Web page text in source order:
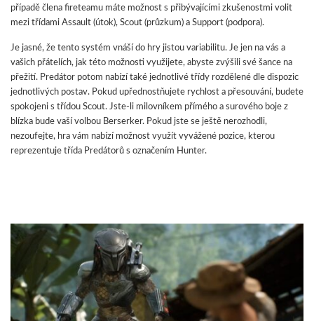
případě člena fireteamu máte možnost s přibývajícími zkušenostmi volit
mezi třídami Assault (útok), Scout (průzkum) a Support (podpora).
Je jasné, že tento systém vnáší do hry jistou variabilitu. Je jen na vás a
vašich přátelích, jak této možnosti využijete, abyste zvýšili své šance na
přežití. Predátor potom nabízí také jednotlivé třídy rozdělené dle dispozic
jednotlivých postav. Pokud upřednostňujete rychlost a přesouvání, budete
spokojeni s třídou Scout. Jste-li milovníkem přímého a surového boje z
blízka bude vaší volbou Berserker. Pokud jste se ještě nerozhodli,
nezoufejte, hra vám nabízí možnost využít vyvážené pozice, kterou
reprezentuje třída Predátorů s označením Hunter.